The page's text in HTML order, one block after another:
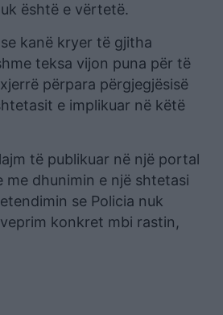
është e vërtetë.
kanë kryer të gjitha
teksa vijon puna për të
përpara përgjegjësisë
e implikuar në këtë
të publikuar në një portal
me dhunimin e një shtetasi
se Policia nuk
konkret mbi rastin,